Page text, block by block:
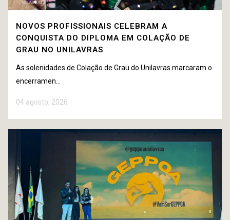
NOVOS PROFISSIONAIS CELEBRAM A
CONQUISTA DO DIPLOMA EM COLAÇÃO DE
GRAU NO UNILAVRAS
As solenidades de Colação de Grau do Unilavras marcaram o
encerramen...
04 agosto, 2026